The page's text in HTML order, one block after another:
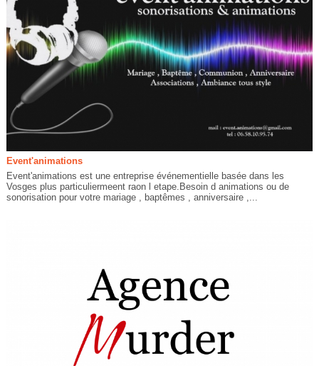
Event'animations
Event'animations est une entreprise événementielle basée dans les
Vosges plus particuliermeent raon l etape.Besoin d animations ou de
sonorisation pour votre mariage , baptêmes , anniversaire ,...